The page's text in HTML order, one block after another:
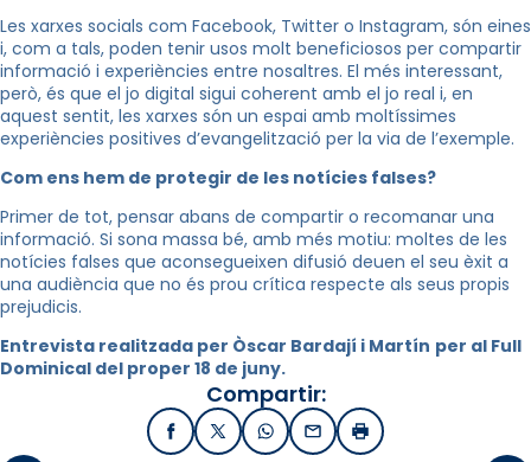
Les xarxes socials com Facebook, Twitter o Instagram, són eines
i, com a tals, poden tenir usos molt beneficiosos per compartir
informació i experiències entre nosaltres. El més interessant,
però, és que el jo digital sigui coherent amb el jo real i, en
aquest sentit, les xarxes són un espai amb moltíssimes
experiències positives d’evangelització per la via de l’exemple.
Com ens hem de protegir de les notícies falses?
Primer de tot, pensar abans de compartir o recomanar una
informació. Si sona massa bé, amb més motiu: moltes de les
notícies falses que aconsegueixen difusió deuen el seu èxit a
una audiència que no és prou crítica respecte als seus propis
prejudicis.
Entrevista realitzada per Òscar Bardají i Martín per al Full
Dominical del proper 18 de juny.
Compartir:
FacebookX / TwitterWhatsApp
EmailImprimir